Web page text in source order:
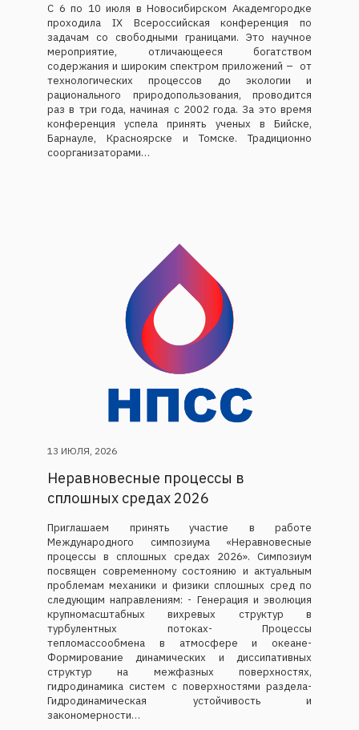
С 6 по 10 июля в Новосибирском Академгородке
проходила IX Всероссийская конференция по
задачам со свободными границами. Это научное
мероприятие, отличающееся богатством
содержания и широким спектром приложений – от
технологических процессов до экологии и
рационального природопользования, проводится
раз в три года, начиная с 2002 года. За это время
конференция успела принять ученых в Бийске,
Барнауле, Красноярске и Томске. Традиционно
соорганизаторами…
13 ИЮЛЯ, 2026
Неравновесные процессы в
сплошных средах 2026
Приглашаем принять участие в работе
Международного симпозиума «Неравновесные
процессы в сплошных средах 2026». Симпозиум
посвящен современному состоянию и актуальным
проблемам механики и физики сплошных сред по
следующим направлениям: - Генерация и эволюция
крупномасштабных вихревых структур в
турбулентных потоках- Процессы
тепломассообмена в атмосфере и океане-
Формирование динамических и диссипативных
структур на межфазных поверхностях,
гидродинамика систем с поверхностями раздела-
Гидродинамическая устойчивость и
закономерности…